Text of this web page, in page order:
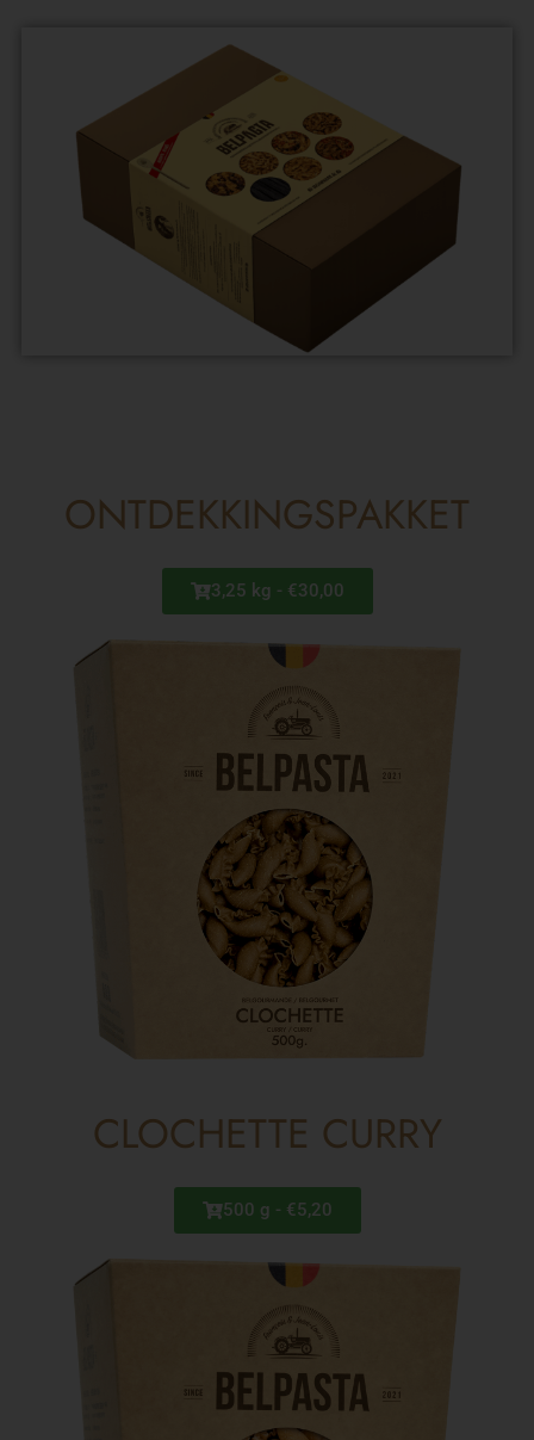
ONTDEKKINGSPAKKET
3,25 kg - €30,00
CLOCHETTE CURRY
500 g - €5,20